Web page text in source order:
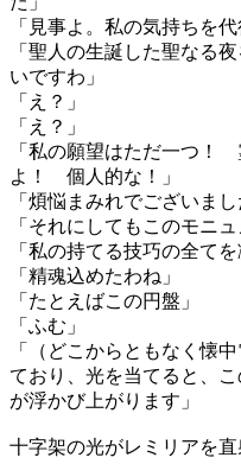
「見事よ。私の気持ちを
「聖人の生誕した聖なる
いですわ」
「え？」
「え？」
「私の願望はただ一つ！
よ！ 個人的な！」
「煩悩まみれでございまし
「それにしてもこのモニ
「私の持てる技巧の全てを
「精魂込めたわね」
「たとえばこの円盤」
「ふむ」
「（どこからともなく懐
ており、光を当てると、
が浮かび上がります」
十字架の光がレミリアを直